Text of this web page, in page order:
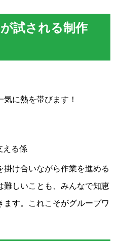
試される制作
に熱を帯びます！
える係
掛け合いながら作業を進める
難しいことも、みんなで知恵
ます。これこそがグループワ